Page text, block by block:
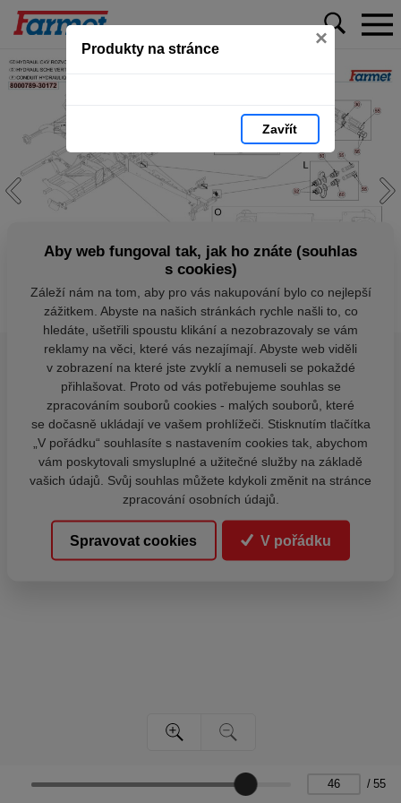
Produkty na stránce ×
Zavřít
/ 55
Aby web fungoval tak, jak ho znáte (souhlas
s cookies)
Záleží nám na tom, aby pro vás nakupování bylo co nejlepší
zážitkem. Abyste na našich stránkách rychle našli to, co
hledáte, ušetřili spoustu klikání a nezobrazovaly se vám
reklamy na věci, které vás nezajímají. Abyste web viděli
v zobrazení na které jste zvyklí a nemuseli se pokaždé
přihlašovat. Proto od vás potřebujeme souhlas se
zpracováním souborů cookies - malých souborů, které
se dočasně ukládají ve vašem prohlížeči. Stisknutím tlačítka
„V pořádku“ souhlasíte s nastavením cookies tak, abychom
vám poskytovali smysluplné a užitečné služby na základě
vašich údajů. Svůj souhlas můžete kdykoli změnit na stránce
zpracování osobních údajů.
Spravovat cookies V pořádku